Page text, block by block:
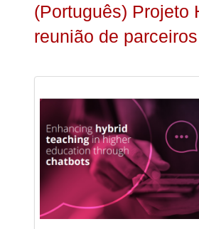
(Português) Projeto
reunião de parceiros